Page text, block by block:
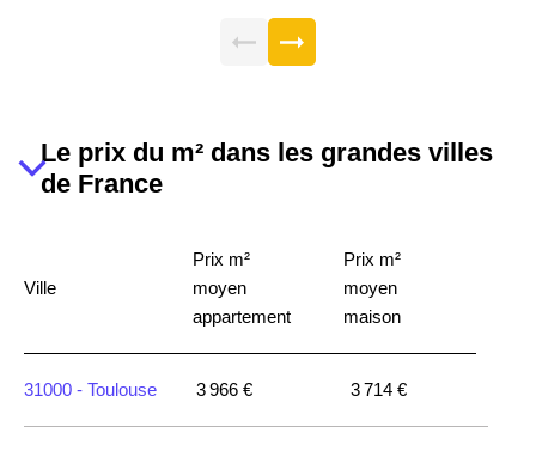
Le prix du m² dans les grandes villes
de France
Ville
Prix m²
moyen
appartement
Prix m²
moyen
maison
31000 - Toulouse 3 966 € 3 714 €